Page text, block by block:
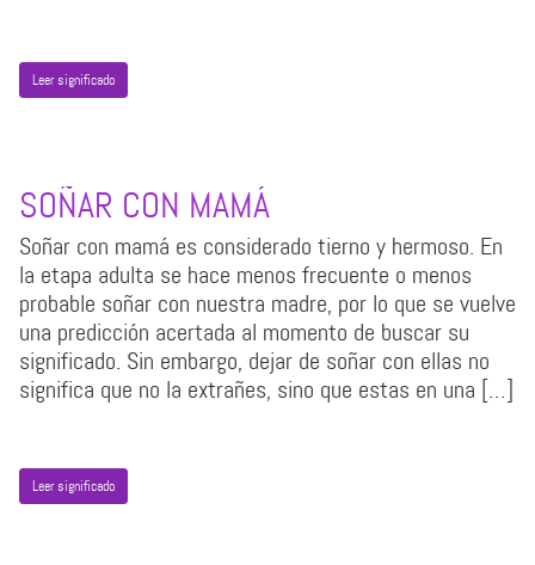
Leer significado
SOÑAR CON MAMÁ
Soñar con mamá es considerado tierno y hermoso. En
la etapa adulta se hace menos frecuente o menos
probable soñar con nuestra madre, por lo que se vuelve
una predicción acertada al momento de buscar su
significado. Sin embargo, dejar de soñar con ellas no
significa que no la extrañes, sino que estas en una […]
Leer significado